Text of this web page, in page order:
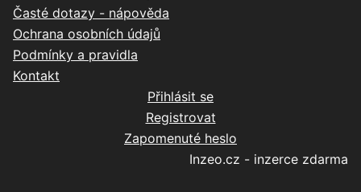
Časté dotazy - nápověda
Ochrana osobních údajů
Podmínky a pravidla
Kontakt
Přihlásit se
Registrovat
Zapomenuté heslo
Inzeo.cz - inzerce zdarma